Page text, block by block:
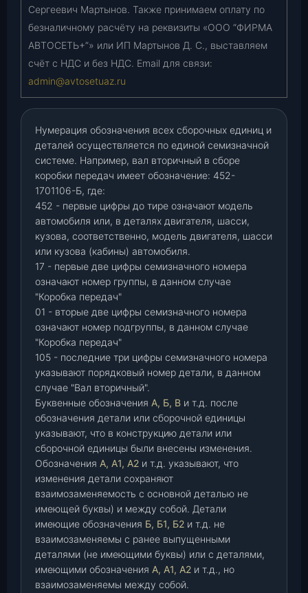
Сергеевич Мартынов. Также принимаем оплату по
безналичному расчёту на реквизиты «ООО “ФИРМА
АВТОСЕТЬ+”» или ИП Мартынов Д. С., выставляем
счёт с НДС и без НДС. Email для связи:
admin@avtosetuaz.ru
Нумерация обозначения всех сборочных единиц и
деталей осуществляется по единой семизначной
системе. Например, вал вторичный в сборе
коробки передач имеет обозначение: 452-
1701106-Б, где:
452 - первые цифры до тире означают модель
автомобиля или, в деталях двигателя, шасси,
кузова, соответственно, модель двигателя, шасси
или кузова (кабины) автомобиля.
17 - первые две цифры семизначного номера
означают номер группы, в данном случае
"Коробка передач"
01 - вторые две цифры семизначного номера
означают номер подгруппы, в данном случае
"Коробка передач"
105 - последние три цифры семизначного номера
указывают порядковый номер детали, в данном
случае "Вал вторичный".
Буквенные обозначения А, Б, В и т.д. после
обозначения детали или сборочной единицы
указывают, что в конструкцию детали или
сборочной единицы были внесены изменения.
Обозначения А, А1, А2 и т.д. указывают, что
изменения детали сохраняют
взаимозаменяемость с основной деталью не
имеющей буквы) и между собой. Детали
имеющие обозначения Б, Б1, Б2 и т.д. не
взаимозаменяемы с ранее выпущенными
деталями (не имеющими буквы) или с деталями,
имеющими обозначения А, А1, А2 и т.д., но
взаимозаменяемы между собой.